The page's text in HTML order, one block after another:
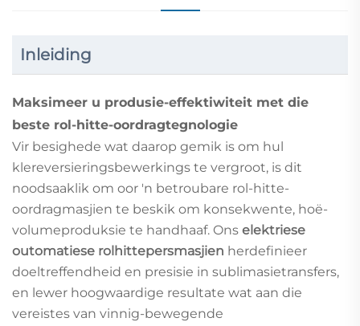
Inleiding
Maksimeer u produsie-effektiwiteit met die
beste rol-hitte-oordragtegnologie
Vir besighede wat daarop gemik is om hul
klereversieringsbewerkings te vergroot, is dit
noodsaaklik om oor 'n betroubare rol-hitte-
oordragmasjien te beskik om konsekwente, hoë-
volumeproduksie te handhaaf. Ons elektriese
outomatiese rolhittepersmasjien herdefinieer
doeltreffendheid en presisie in sublimasietransfers,
en lewer hoogwaardige resultate wat aan die
vereistes van vinnig-bewegende